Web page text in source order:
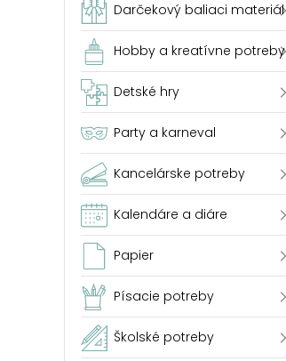
Darčekový baliaci materiál
Hobby a kreatívne potreby
Detské hry
Party a karneval
Kancelárske potreby
Kalendáre a diáre
Papier
Písacie potreby
Školské potreby